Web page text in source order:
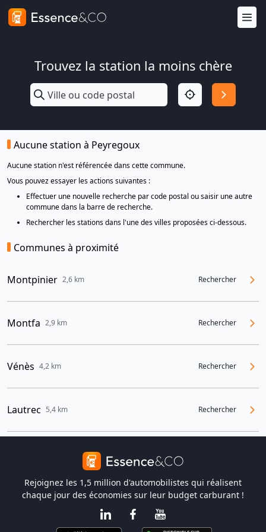
Trouvez la station la moins chère
Aucune station à Peyregoux
Aucune station n'est référencée dans cette commune.
Vous pouvez essayer les actions suivantes :
Effectuer une nouvelle recherche par code postal ou saisir une autre
commune dans la barre de recherche.
Rechercher les stations dans l'une des villes proposées ci-dessous.
Communes à proximité
Montpinier 2,6 km Rechercher
Montfa 2,9 km Rechercher
Vénès 4,2 km Rechercher
Lautrec 5,4 km Rechercher
Rejoignez les 1,5 million d'automobilistes qui réalisent
chaque jour des économies sur leur budget carburant !